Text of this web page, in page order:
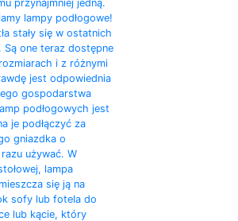
przynajmniej jedną.
lampy podłogowe!
stały się w ostatnich
one teraz dostępne
i z różnymi
jest odpowiednia
gospodarstwa
podłogowych jest
je podłączyć za
gniazdka o
używać. W
lampa
się ją na
sofy lub fotela do
lub kącie, który